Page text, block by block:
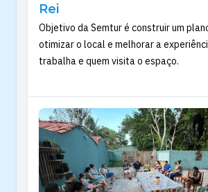
Rei
Objetivo da Semtur é construir um
otimizar o local e melhorar a
trabalha e quem visita o espaço.